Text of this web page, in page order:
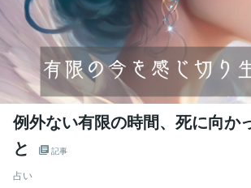
例外ない有限の時間、死に向か
と
記事
占い